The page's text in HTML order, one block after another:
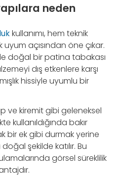
neden
kullanımı, hem teknik
açısından öne çıkar.
doğal bir patina tabakası
dış etkenlere karşı
hissiyle uyumlu bir
ve kiremit gibi geleneksel
kullanıldığında bakır
bir ek gibi durmak yerine
şekilde katılır. Bu
görsel süreklilik